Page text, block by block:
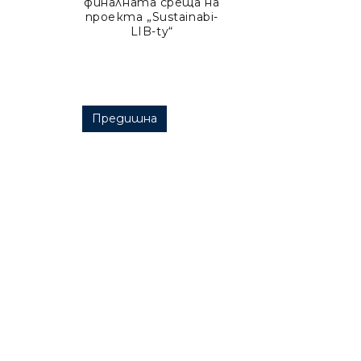
проекта „Sustainabi-
LIB-ty“
Post navigation
Предишна